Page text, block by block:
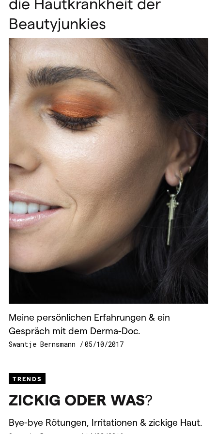
Beautyjunkies
Meine persönlichen Erfahrungen & ein
Gespräch mit dem Derma-Doc.
Swantje Bernsmann 05/10/2017
TRENDS
ZICKIG ODER WAS?
Bye-bye Rötungen, Irritationen & zickige Haut.